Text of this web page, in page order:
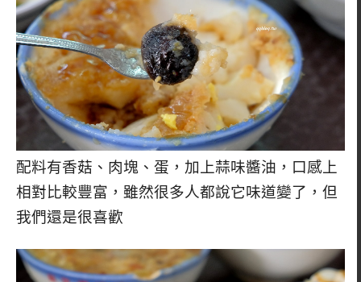
配料有香菇、肉塊、蛋，加上蒜味醬油，口感上
相對比較豐富，雖然很多人都說它味道變了，但
我們還是很喜歡